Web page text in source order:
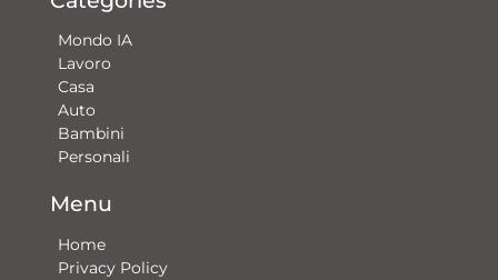
Mondo IA
Lavoro
Casa
Auto
Bambini
Personali
Menu
Home
Privacy Policy